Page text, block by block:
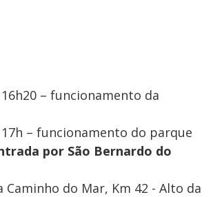
– funcionamento da
– funcionamento do parque
por São Bernardo do
Caminho do Mar, Km 42 - Alto da